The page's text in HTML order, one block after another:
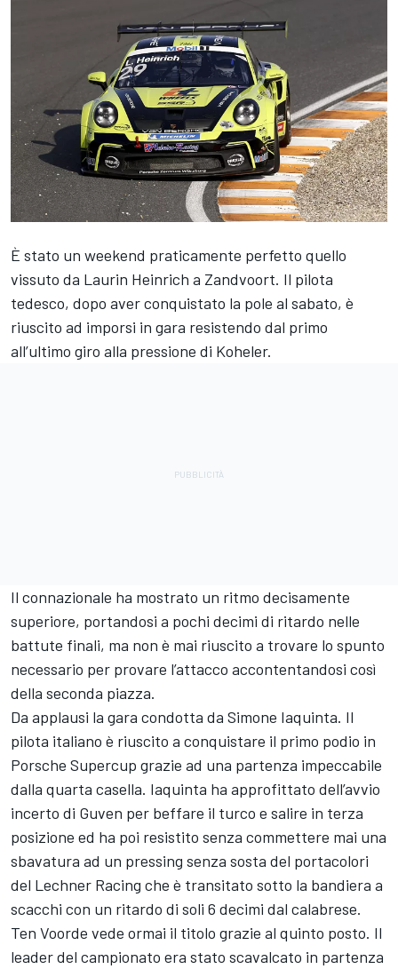
È stato un weekend praticamente perfetto quello
vissuto da Laurin Heinrich a Zandvoort. Il pilota
tedesco, dopo aver conquistato la pole al sabato, è
riuscito ad imporsi in gara resistendo dal primo
all’ultimo giro alla pressione di Koheler.
Il connazionale ha mostrato un ritmo decisamente
superiore, portandosi a pochi decimi di ritardo nelle
battute finali, ma non è mai riuscito a trovare lo spunto
necessario per provare l’attacco accontentandosi così
della seconda piazza.
Da applausi la gara condotta da Simone Iaquinta. Il
pilota italiano è riuscito a conquistare il primo podio in
Porsche Supercup grazie ad una partenza impeccabile
dalla quarta casella. Iaquinta ha approfittato dell’avvio
incerto di Guven per beffare il turco e salire in terza
posizione ed ha poi resistito senza commettere mai una
sbavatura ad un pressing senza sosta del portacolori
del Lechner Racing che è transitato sotto la bandiera a
scacchi con un ritardo di soli 6 decimi dal calabrese.
Ten Voorde vede ormai il titolo grazie al quinto posto. Il
leader del campionato era stato scavalcato in partenza